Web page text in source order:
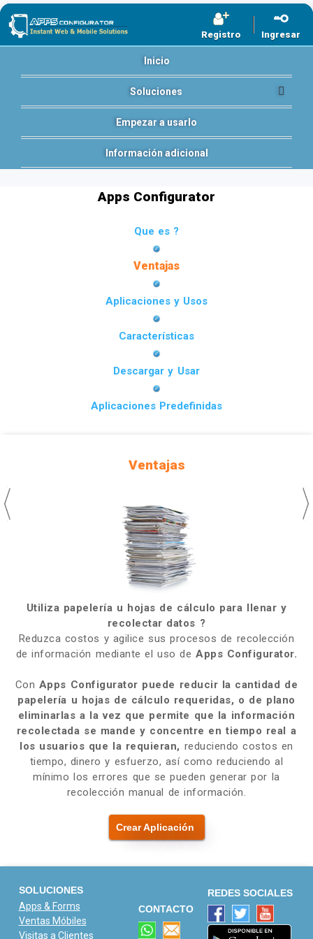
Registro Ingresar
Inicio
Soluciones
Empezar a usarlo
Información adicional
Apps Configurator
Que es ?
Ventajas
Aplicaciones y Usos
Características
Descargar y Usar
Aplicaciones Predefinidas
Ventajas
Utiliza papelería u hojas de cálculo para llenar y
recolectar datos ?
Reduzca costos y agilice sus procesos de recolección
de información mediante el uso de Apps Configurator.
Con Apps Configurator puede reducir la cantidad de
papelería u hojas de cálculo requeridas, o de plano
eliminarlas a la vez que permite que la información
recolectada se mande y concentre en tiempo real a
los usuarios que la requieran, reduciendo costos en
tiempo, dinero y esfuerzo, así como reduciendo al
mínimo los errores que se pueden generar por la
recolección manual de información.
Crear Aplicación
SOLUCIONES
Apps & Forms
Ventas Móbiles
Visitas a Clientes
CONTACTO
REDES SOCIALES